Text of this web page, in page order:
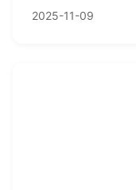
2025-11-09